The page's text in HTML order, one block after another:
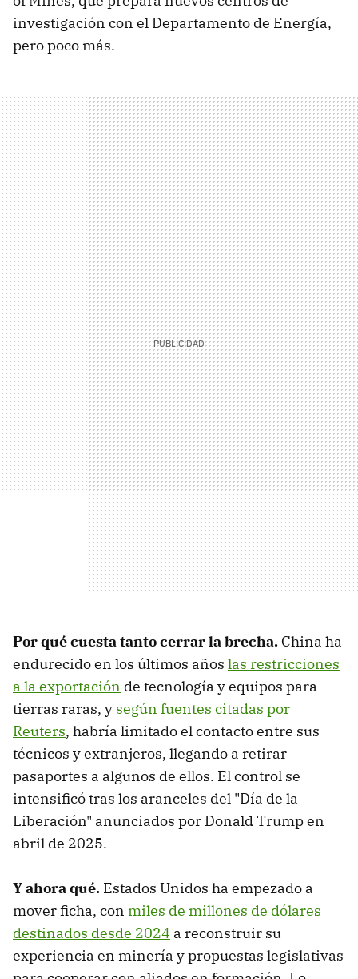
investigación con el Departamento de Energía,
pero poco más.
Por qué cuesta tanto cerrar la brecha. China ha
endurecido en los últimos años las restricciones
a la exportación de tecnología y equipos para
tierras raras, y según fuentes citadas por
Reuters, habría limitado el contacto entre sus
técnicos y extranjeros, llegando a retirar
pasaportes a algunos de ellos. El control se
intensificó tras los aranceles del "Día de la
Liberación" anunciados por Donald Trump en
abril de 2025.
Y ahora qué. Estados Unidos ha empezado a
mover ficha, con miles de millones de dólares
destinados desde 2024 a reconstruir su
experiencia en minería y propuestas legislativas